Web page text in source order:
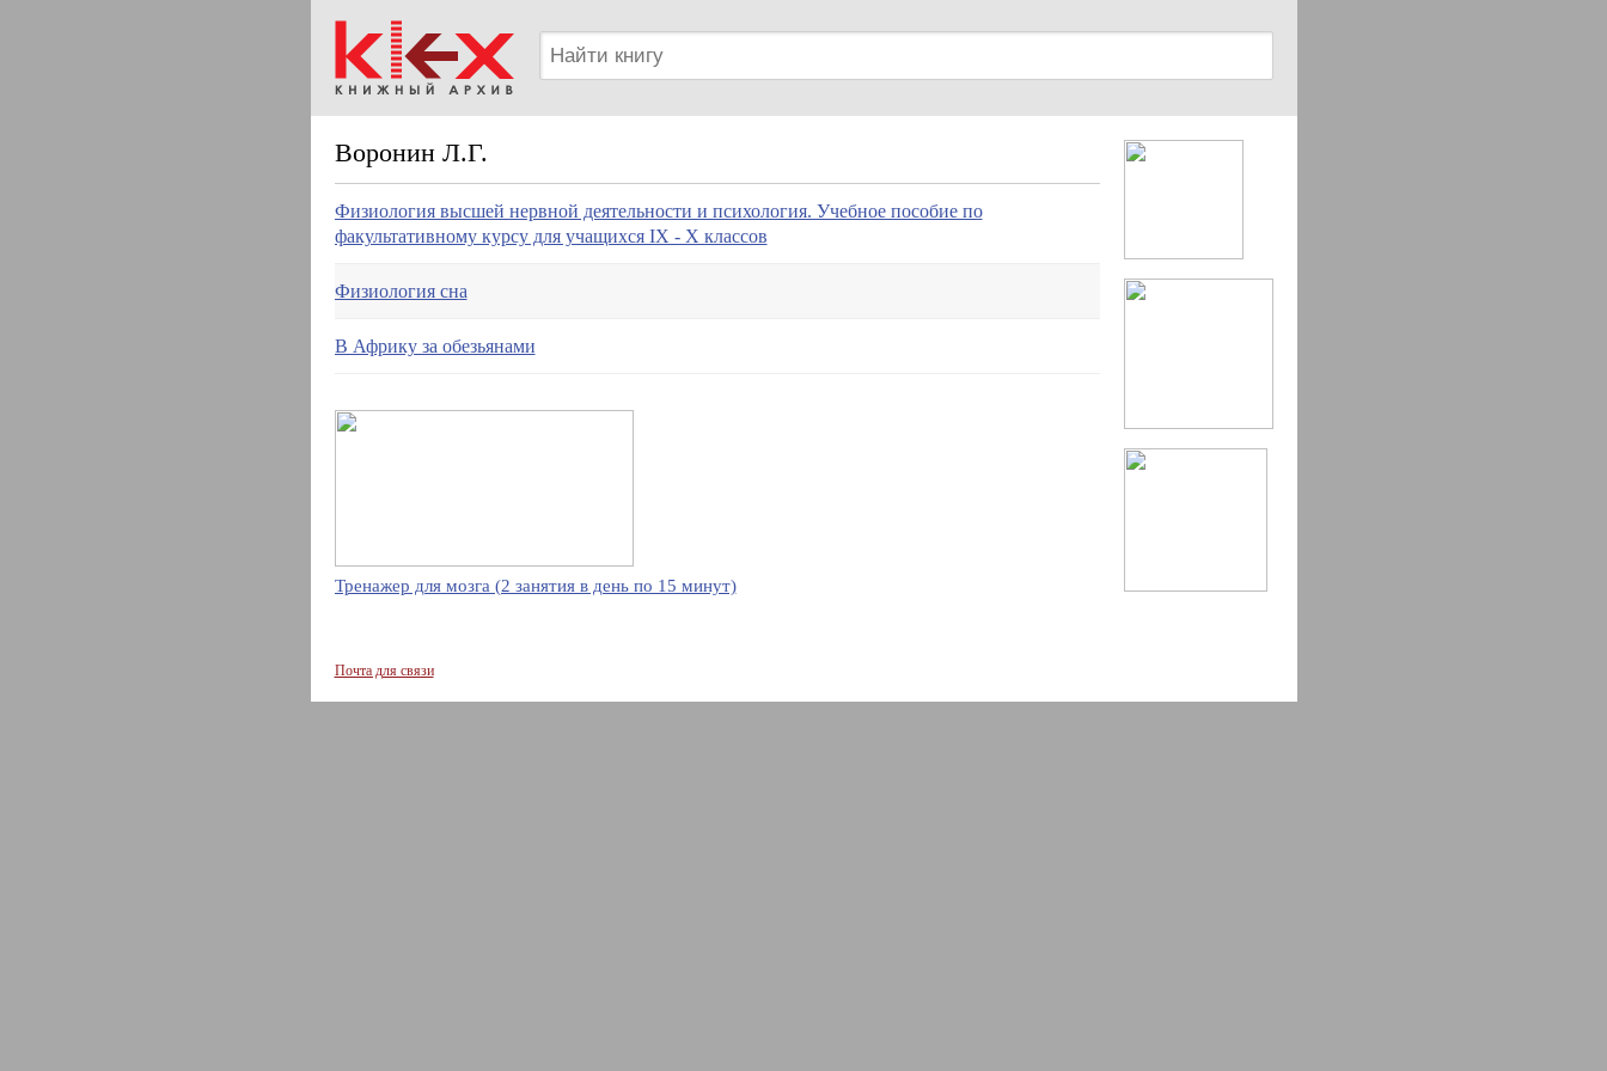
Воронин Л.Г.
Физиология высшей нервной деятельности и психология. Учебное пособие по
факультативному курсу для учащихся IX - X классов
Физиология сна
В Африку за обезьянами
Тренажер для мозга (2 занятия в день по 15 минут)
Почта для связи